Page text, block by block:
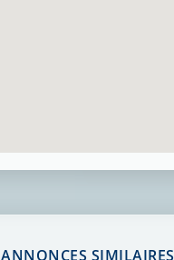
ANNONCES SIMILAIRES